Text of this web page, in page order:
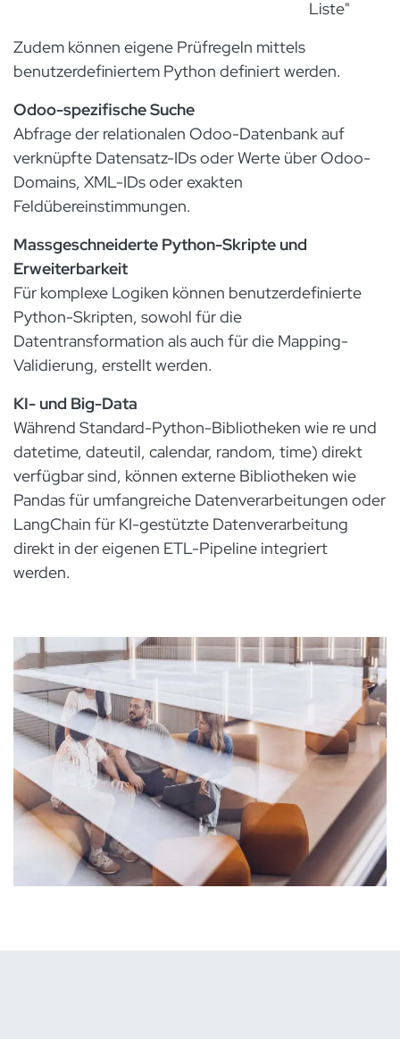
Liste"
Zudem können eigene Prüfregeln mittels
benutzerdefiniertem Python definiert werden.
Odoo-spezifische Suche
Abfrage der relationalen Odoo-Datenbank auf
verknüpfte Datensatz-IDs oder Werte über Odoo-
Domains, XML-IDs oder exakten
Feldübereinstimmungen.
Massgeschneiderte Python-Skripte und
Erweiterbarkeit
Für komplexe Logiken können benutzerdefinierte
Python-Skripten, sowohl für die
Datentransformation als auch für die Mapping-
Validierung, erstellt werden.
KI- und Big-Data
Während Standard-Python-Bibliotheken wie re und
datetime, dateutil, calendar, random, time) direkt
verfügbar sind, können externe Bibliotheken wie
Pandas für umfangreiche Datenverarbeitungen oder
LangChain für KI-gestützte Datenverarbeitung
direkt in der eigenen ETL-Pipeline integriert
werden.